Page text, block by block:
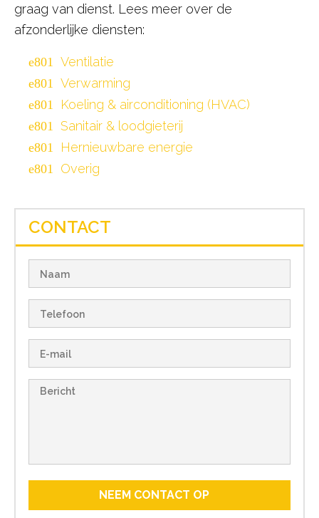
graag van dienst. Lees meer over de
afzonderlijke diensten:
Ventilatie
Verwarming
Koeling & airconditioning (HVAC)
Sanitair & loodgieterij
Hernieuwbare energie
Overig
CONTACT